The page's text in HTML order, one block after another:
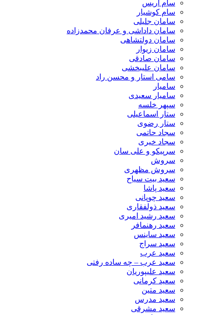
سام آریس
سام کوشیار
سامان جلیلی
سامان داداشی و عرفان محمدزاده
سامان دولتشاهی
سامان زیوار
سامان صادقی
سامان علیبخشی
سامی استار و محسن راد
سامیار
سامیار سعیدی
سپهر خلسه
ستار اسماعیلی
ستار رضوی
سجاد حاتمی
سجاد خیری
سرپیکو و علی سان
سروش
سروش مظهری
سعید بیت سیاح
سعید پاشا
سعید چوپانی
سعید ذولفقاری
سعید رشید امیری
سعید رهنمافر
سعید ساینس
سعید سراج
سعید عرب
سعید عرب – چه ساده رفتی
سعید علیپوریان
سعید کرمانی
سعید متین
سعید مدرس
سعید مشرقی